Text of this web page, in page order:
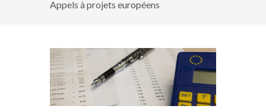
Appels à projets européens